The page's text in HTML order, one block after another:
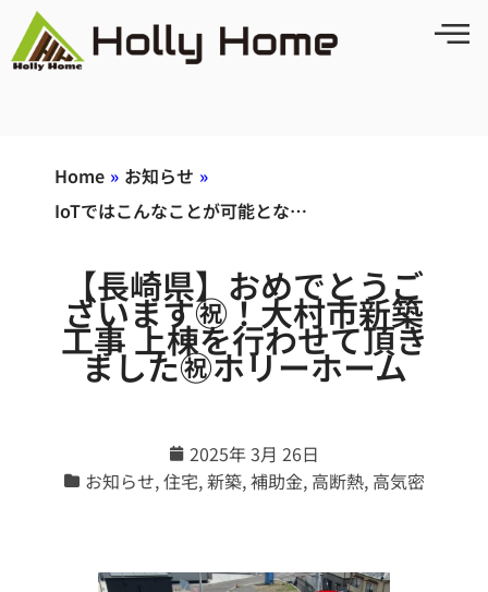
Home » お知らせ »
IoTではこんなことが可能とな…
【長崎県】おめでとうご
ざいます㊗！大村市新築
工事 上棟を行わせて頂き
ました㊗ホリーホーム
2025年 3月 26日
お知らせ,住宅,新築,補助金, 高断熱, 高気密